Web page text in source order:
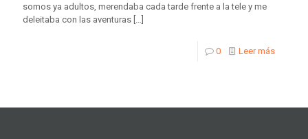
somos ya adultos, merendaba cada tarde frente a la tele y me
deleitaba con las aventuras
0 Leer más